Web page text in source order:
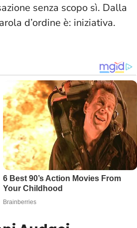
senza scopo sì. Dalla
d’ordine è: iniziativa.